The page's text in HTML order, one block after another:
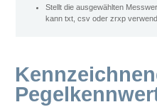
Stellt die ausgewählten
kann txt, csv oder zrxp